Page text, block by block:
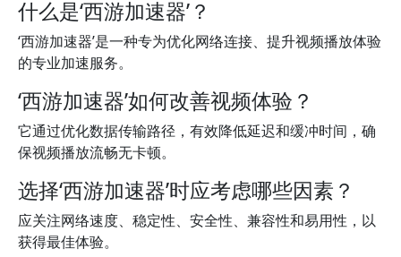
什么是‘西游加速器’？
‘西游加速器’是一种专为优化网络连接、提升视频播放体验
的专业加速服务。
‘西游加速器’如何改善视频体验？
它通过优化数据传输路径，有效降低延迟和缓冲时间，确
保视频播放流畅无卡顿。
选择‘西游加速器’时应考虑哪些因素？
应关注网络速度、稳定性、安全性、兼容性和易用性，以
获得最佳体验。